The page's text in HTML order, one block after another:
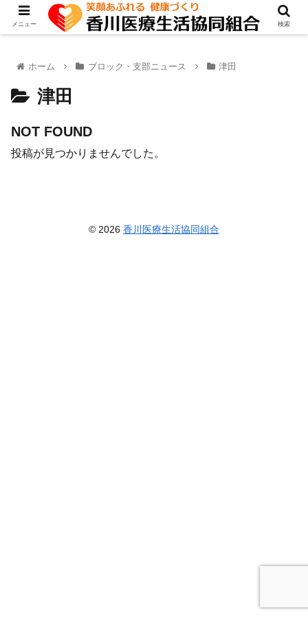
ホーム ブロック・支部ニュース 津田
津田
NOT FOUND
投稿が見つかりませんでした。
© 2026 香川医療生活協同組合
メニュー 検索